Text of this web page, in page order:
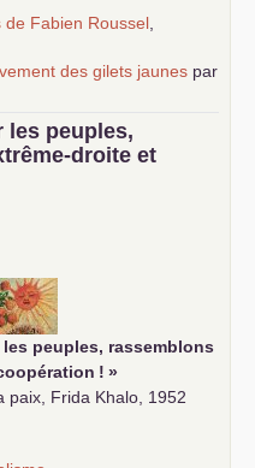
Fabien Roussel
des gilets jaunes par
le marxisme est la
et ouvrier
les peuples,
droite et
les peuples, rassemblons
! »
paix, Frida Khalo, 1952